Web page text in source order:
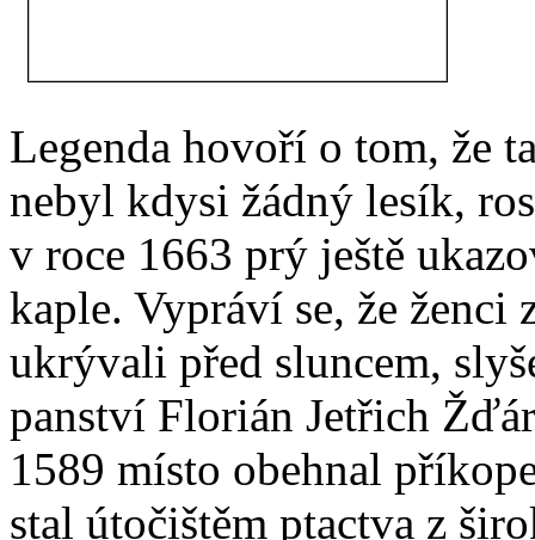
Legenda hovoří o tom, že
nebyl kdysi žádný lesík,
v roce 1663 prý ještě
kaple. Vypráví se, že
ukrývali před sluncem,
panství Florián Jetřich
1589 místo obehnal
stal útočištěm ptactva z